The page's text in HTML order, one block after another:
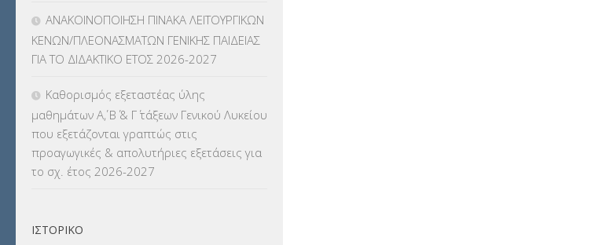
ΑΝΑΚΟΙΝΟΠΟΙΗΣΗ ΠΙΝΑΚΑ ΛΕΙΤΟΥΡΓΙΚΩΝ
ΚΕΝΩΝ/ΠΛΕΟΝΑΣΜΑΤΩΝ ΓΕΝΙΚΗΣ ΠΑΙΔΕΙΑΣ
ΓΙΑ ΤΟ ΔΙΔΑΚΤΙΚΟ ΕΤΟΣ 2026-2027
Καθορισμός εξεταστέας ύλης
μαθημάτων Α΄, Β΄ & Γ΄ τάξεων Γενικού Λυκείου
που εξετάζονται γραπτώς στις
προαγωγικές & απολυτήριες εξετάσεις για
το σχ. έτος 2026-2027
ΙΣΤΟΡΙΚΌ